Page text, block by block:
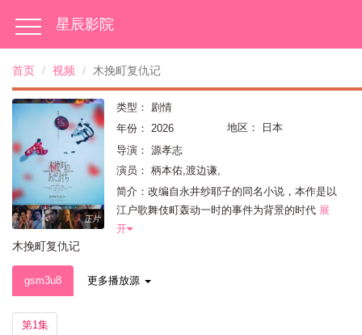
星辰影院
首页 视频 木挽町复仇记
正片
木挽町复仇记
类型：
剧情
年份：
2026 地区：
日本
导演：
源孝志
演员：
柄本佑,渡边谦,
简介：改编自永井纱耶子的同名小说，本作是以
江户歌舞伎町轰动一时的事件为背景的时代 展
开
gsm3u8 更多播放源
第1集